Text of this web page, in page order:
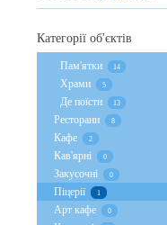
Категорії об'єктів
Пам'ятки 14
Храми 5
Де поїсти 13
Ресторани 8
Кафе 2
Кав'ярні 0
Закусочні 0
Піцерії 1
Арт кафе 0